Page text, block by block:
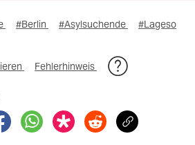
#Berlin #Asylsuchende #Lageso
Fehlerhinweis